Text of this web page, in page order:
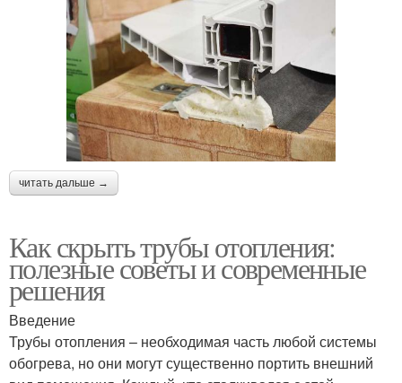
читать дальше →
Как скрыть трубы отопления:
полезные советы и современные
решения
Введение
Трубы отопления – необходимая часть любой системы
обогрева, но они могут существенно портить внешний